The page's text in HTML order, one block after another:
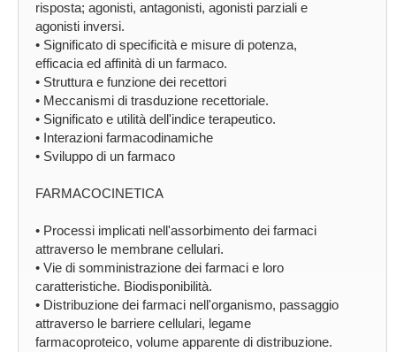
risposta; agonisti, antagonisti, agonisti parziali e
agonisti inversi.
• Significato di specificità e misure di potenza,
efficacia ed affinità di un farmaco.
• Struttura e funzione dei recettori
• Meccanismi di trasduzione recettoriale.
• Significato e utilità dell'indice terapeutico.
• Interazioni farmacodinamiche
• Sviluppo di un farmaco
FARMACOCINETICA
• Processi implicati nell'assorbimento dei farmaci
attraverso le membrane cellulari.
• Vie di somministrazione dei farmaci e loro
caratteristiche. Biodisponibilità.
• Distribuzione dei farmaci nell'organismo, passaggio
attraverso le barriere cellulari, legame
farmacoproteico, volume apparente di distribuzione.